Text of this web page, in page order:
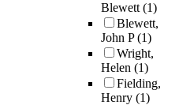
Blewett(1)
Blewett,
John P(1)
Wright,
Helen (1)
Fielding,
Henry (1)